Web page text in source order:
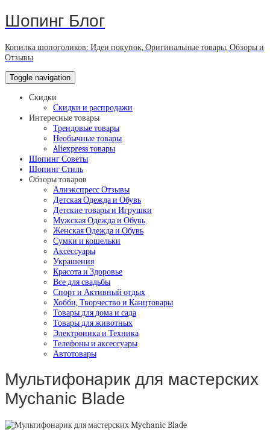
Шопинг Блог
Копилка шопоголиков: Идеи покупок, Оригинальные товары, Обзоры и
Отзывы
Toggle navigation
Скидки
Скидки и распродажи
Интересные товары
Трендовые товары
Необычные товары
Aliexpress товары
Шопинг Советы
Шопинг Стиль
Обзоры товаров
Алиэкспресс Отзывы
Детская Одежда и Обувь
Детские товары и Игрушки
Мужская Одежда и Обувь
Женская Одежда и Обувь
Сумки и кошельки
Аксессуары
Украшения
Красота и Здоровье
Все для свадьбы
Спорт и Активный отдых
Хобби, Творчество и Канцтовары
Товары для дома и сада
Товары для животных
Электроника и Техника
Телефоны и аксессуары
Автотовары
Мультифонарик для мастерских
Mychanic Blade